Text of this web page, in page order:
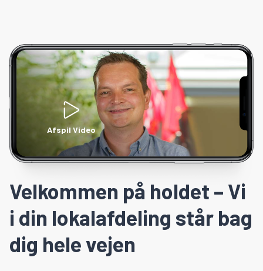
Velkommen på holdet – Vi
i din lokalafdeling står bag
dig hele vejen
Afspil Video